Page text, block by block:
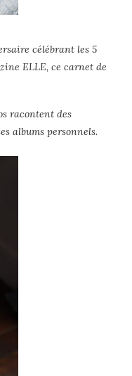
célébrant les 5
ELLE, ce carnet de
racontent des
albums personnels.